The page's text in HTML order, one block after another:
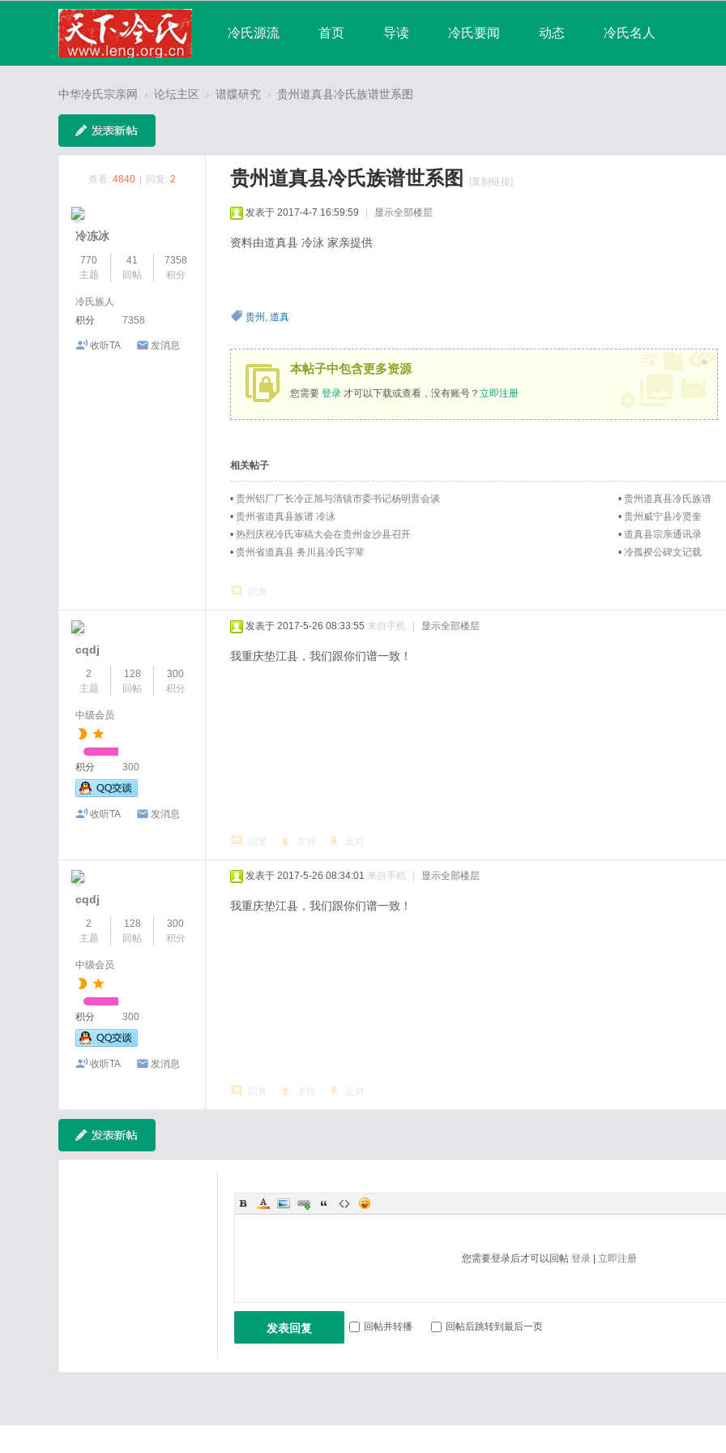
冷氏源流 首页 导读 冷氏要闻 动态 冷氏名人
中华冷氏宗亲网 › 论坛主区 › 谱牒研究 › 贵州道真县冷氏族谱世系图
查看: 4840 回复: 2 贵州道真县冷氏族谱世系图 [复制链接]
冷冻冰
770
主题
41
回帖
7358
积分
冷氏族人
积分
7358
收听TA 发消息
发表于 2017-4-7 16:59:59 显示全部楼层
资料由道真县 冷泳 家亲提供
贵州 , 道真
本帖子中包含更多资源
您需要 登录 才可以下载或查看，没有账号？ 立即注册
×
相关帖子
• 贵州铝厂厂长冷正旭与清镇市委书记杨明晋会谈 • 贵州道真县冷氏族谱
• 贵州省道真县族谱 冷泳 • 贵州威宁县冷贤奎
• 热烈庆祝冷氏审稿大会在贵州金沙县召开 • 道真县宗亲通讯录
• 贵州省道真县 务川县冷氏字辈 • 冷孤揆公碑文记载
回复
cqdj
2
主题
128
回帖
300
积分
中级会员
积分 300
收听TA 发消息
发表于 2017-5-26 08:33:55 来自手机 显示全部楼层
我重庆垫江县，我们跟你们谱一致！
回复 支持 反对
cqdj
2
主题
128
回帖
300
积分
中级会员
积分 300
收听TA 发消息
发表于 2017-5-26 08:34:01 来自手机 显示全部楼层
我重庆垫江县，我们跟你们谱一致！
回复 支持 反对
您需要登录后才可以回帖 登录| 立即注册
发表回复 回帖并转播 回帖后跳转到最后一页